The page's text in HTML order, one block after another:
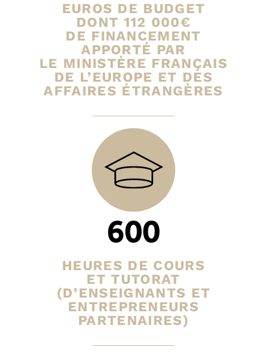
EUROS DE BUDGET
DONT 112 000€
DE FINANCEMENT
APPORTÉ PAR
LE MINISTÈRE FRANÇAIS
DE L’EUROPE ET DES
AFFAIRES ÉTRANGÈRES
600
HEURES DE COURS
ET TUTORAT
(D’ENSEIGNANTS ET
ENTREPRENEURS
PARTENAIRES)